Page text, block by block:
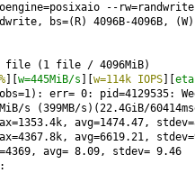
--
bs=(R) 4096B-4096B,
file (1 file / 4096MiB)
][ w=445MiB/s w=114k IOPS][ eta
err= 0: pid=4129535:
s (399MB/s)(22.4GiB/
avg=1474.47,
avg=6619.21,
avg= 8.09, stdev= 9.46